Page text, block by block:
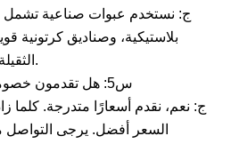
ج: نستخدم عبوات صناعية تشمل
بلاستيكية، وصناديق كرتونية
الثقيلة لضمان السلامة أثناء النقل.
س5: هل تقدمون خصومات على الطلبات بالجملة؟
ج: نعم، نقدم أسعارًا متدرجة. كلما
السعر أفضل. يرجى التواصل